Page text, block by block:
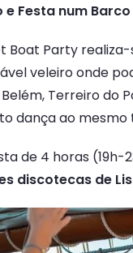
e Festa num
Boat Party
veleiro onde
Terreiro do
dança ao mesmo
de 4 horas (19h-
discotecas de